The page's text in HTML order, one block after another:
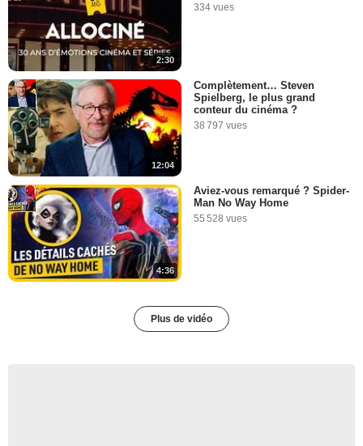
2:30
334 vues
12:04
Complètement… Steven
Spielberg, le plus grand
conteur du cinéma ?
38 797 vues
4:36
Aviez-vous remarqué ? Spider-
Man No Way Home
55 528 vues
Plus de vidéo